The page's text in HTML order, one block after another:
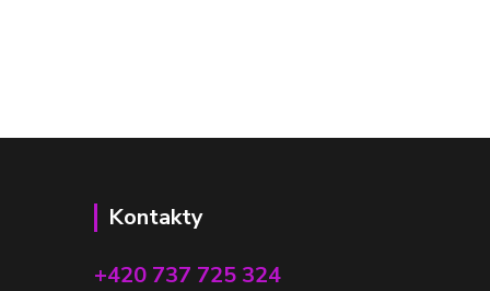
Kontakty
+420 737 725 324